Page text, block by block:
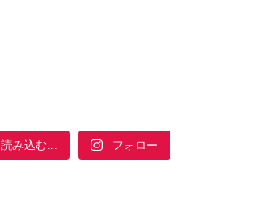
み込む... フォロー